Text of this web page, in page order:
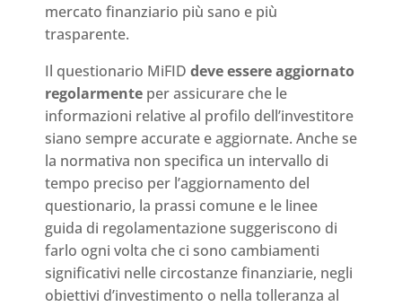
mercato finanziario più sano e più
trasparente.
Il questionario MiFID deve essere aggiornato
regolarmenteper assicurare che le
informazioni relative al profilo dell’investitore
siano sempre accurate e aggiornate. Anche se
la normativa non specifica un intervallo di
tempo preciso per l’aggiornamento del
questionario, la prassi comune e le linee
guida di regolamentazione suggeriscono di
farlo ogni volta che ci sono cambiamenti
significativi nelle circostanze finanziarie, negli
obiettivi d’investimento o nella tolleranza al